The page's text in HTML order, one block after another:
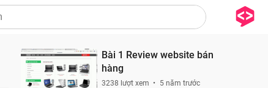
Bài 1 Review website bán
hàng
3238 lượt xem 5 năm trước